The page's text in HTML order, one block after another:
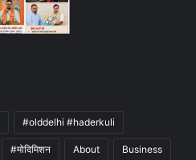
#olddelhi #haderkuli
#मोदिमिशन About Business